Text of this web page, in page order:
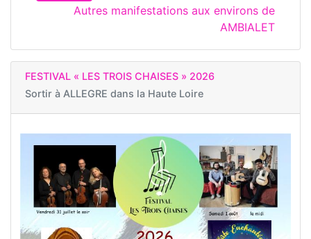
Autres manifestations aux environs de
AMBIALET
FESTIVAL « LES TROIS CHAISES » 2026
Sortir à ALLEGRE dans la Haute Loire